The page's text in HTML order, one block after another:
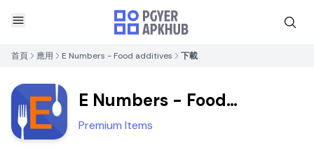
首頁 應用 E Numbers - Food additives 下載
E Numbers - Food
additives
Premium Items